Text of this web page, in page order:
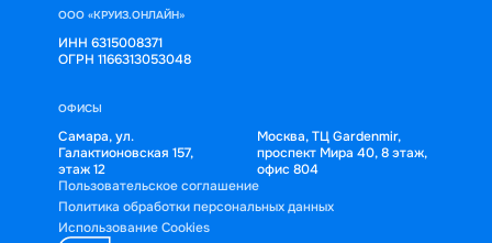
ООО «КРУИЗ.ОНЛАЙН»
ИНН 6315008371
ОГРН 1166313053048
ОФИСЫ
Самара, ул.
Галактионовская 157,
этаж 12
Москва, ТЦ Gardenmir,
проспект Мира 40, 8 этаж,
офис 804
Пользовательское соглашение
Политика обработки персональных данных
Использование Cookies